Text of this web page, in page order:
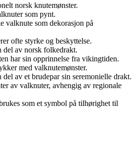
norsk knutemønster.
som pynt.
valknute som dekorasjon på
ofte styrke og beskyttelse.
del av norsk folkedrakt.
har sin opprinnelse fra vikingtiden.
med valknutemønster.
av et brudepar sin seremonielle drakt.
av valknuter, avhengig av regionale
som et symbol på tilhørighet til